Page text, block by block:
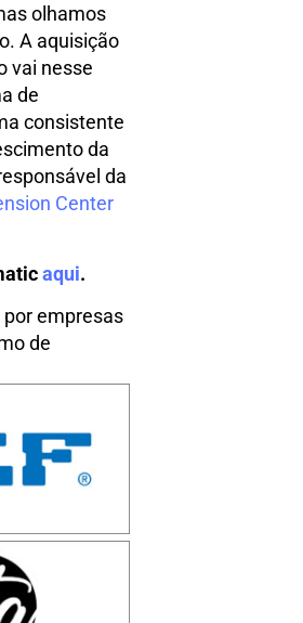
olhamos
A aquisição
vai nesse
de
consistente
da
da
Center
aqui.
empresas
de